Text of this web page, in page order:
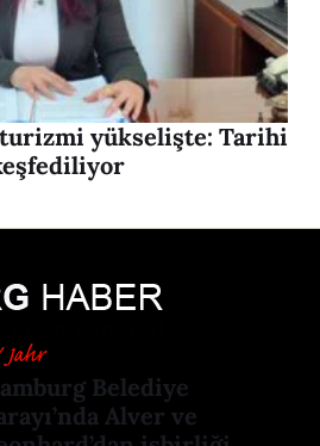
turizmi yükselişte: Tarihi
Belediye
Alver ve